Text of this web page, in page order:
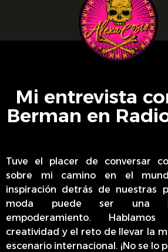
Mi entrevista
Berman en
Tuve el placer de conversar
sobre mi camino en el
inspiración detrás de nuestras
moda puede ser una
empoderamiento.
creatividad y el reto de llevar la
escenario internacional. ¡No se lo